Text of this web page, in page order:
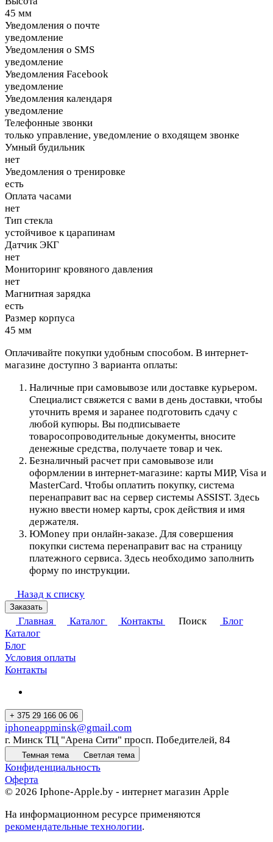
45 мм
Уведомления о почте
уведомление
Уведомления о SMS
уведомление
Уведомления Facebook
уведомление
Уведомления календаря
уведомление
Телефонные звонки
только управление, уведомление о входящем звонке
Умный будильник
нет
Уведомления о тренировке
есть
Оплата часами
нет
Тип стекла
устойчивое к царапинам
Датчик ЭКГ
нет
Мониторинг кровяного давления
нет
Магнитная зарядка
есть
Размер корпуса
45 мм
Оплачивайте покупки удобным способом. В интернет-
магазине доступно 3 варианта оплаты:
Наличные при самовывозе или доставке курьером.
Специалист свяжется с вами в день доставки, чтобы
уточнить время и заранее подготовить сдачу с
любой купюры. Вы подписываете
товаросопроводительные документы, вносите
денежные средства, получаете товар и чек.
Безналичный расчет при самовывозе или
оформлении в интернет-магазине: карты МИР, Visa и
MasterCard. Чтобы оплатить покупку, система
перенаправит вас на сервер системы ASSIST. Здесь
нужно ввести номер карты, срок действия и имя
держателя.
ЮMoney при онлайн-заказе. Для совершения
покупки система перенаправит вас на страницу
платежного сервиса. Здесь необходимо заполнить
форму по инструкции.
Назад к списку
Заказать
Главная Каталог Контакты Поиск
Блог
Каталог
Блог
Условия оплаты
Контакты
+ 375 29 166 06 06
iphoneappminsk@gmail.com
г. Минск ТЦ "Арена Сити" просп. Победителей, 84
Темная тема Светлая тема
Конфиденциальность
Оферта
© 2026 Iphone-Apple.by - интернет магазин Apple
На информационном ресурсе применяются
рекомендательные технологии.